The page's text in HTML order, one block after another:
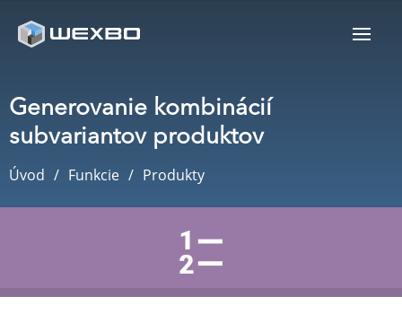
Generovanie kombinácií
subvariantov produktov
Úvod Funkcie Produkty